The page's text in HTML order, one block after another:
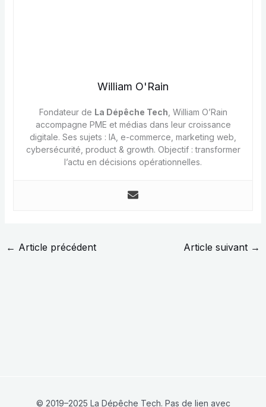
William O'Rain
Fondateur de La Dépêche Tech , William O’Rain
accompagne PME et médias dans leur croissance
digitale. Ses sujets : IA, e-commerce, marketing web,
cybersécurité, product & growth. Objectif : transformer
l’actu en décisions opérationnelles.
← Article précédent Article suivant →
© 2019–2025 La Dépêche Tech. Pas de lien avec